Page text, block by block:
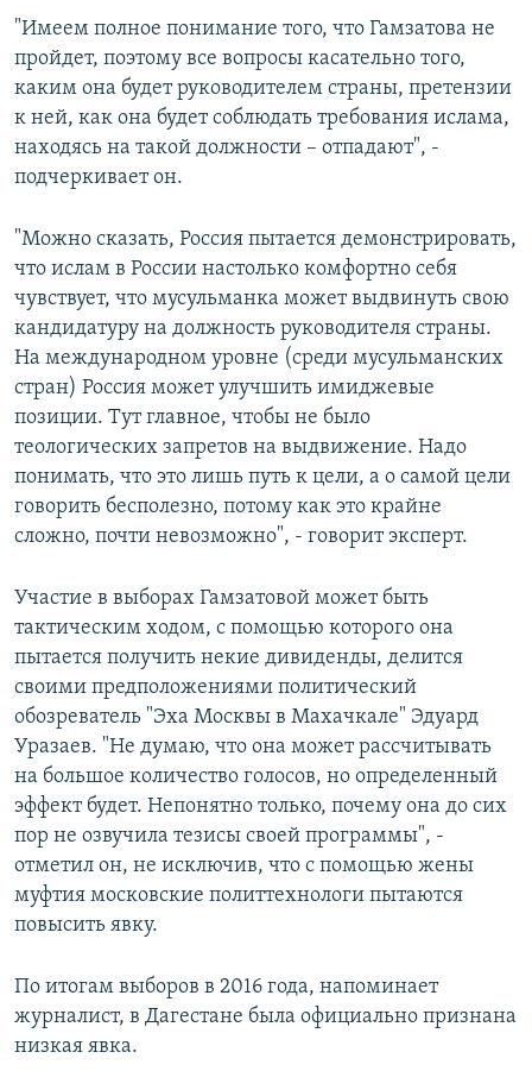
"Имеем полное понимание того, что Гамзатова не
пройдет, поэтому все вопросы касательно того,
каким она будет руководителем страны, претензии
к ней, как она будет соблюдать требования ислама,
находясь на такой должности – отпадают", -
подчеркивает он.
"Можно сказать, Россия пытается демонстрировать,
что ислам в России настолько комфортно себя
чувствует, что мусульманка может выдвинуть свою
кандидатуру на должность руководителя страны.
На международном уровне (среди мусульманских
стран) Россия может улучшить имиджевые
позиции. Тут главное, чтобы не было
теологических запретов на выдвижение. Надо
понимать, что это лишь путь к цели, а о самой цели
говорить бесполезно, потому как это крайне
сложно, почти невозможно", - говорит эксперт.
Участие в выборах Гамзатовой может быть
тактическим ходом, с помощью которого она
пытается получить некие дивиденды, делится
своими предположениями политический
обозреватель "Эха Москвы в Махачкале" Эдуард
Уразаев. "Не думаю, что она может рассчитывать
на большое количество голосов, но определенный
эффект будет. Непонятно только, почему она до сих
пор не озвучила тезисы своей программы", -
отметил он, не исключив, что с помощью жены
муфтия московские политтехнологи пытаются
повысить явку.
По итогам выборов в 2016 года, напоминает
журналист, в Дагестане была официально признана
низкая явка.